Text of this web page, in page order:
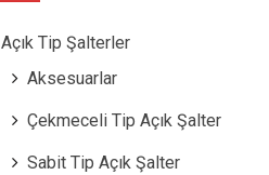
Açık Tip Şalterler
Aksesuarlar
Çekmeceli Tip Açık Şalter
Sabit Tip Açık Şalter